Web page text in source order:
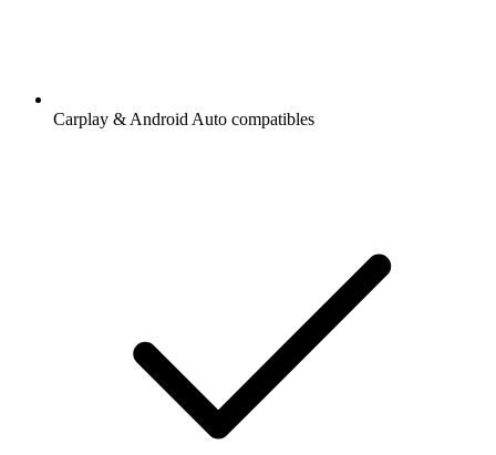
Carplay & Android Auto compatibles